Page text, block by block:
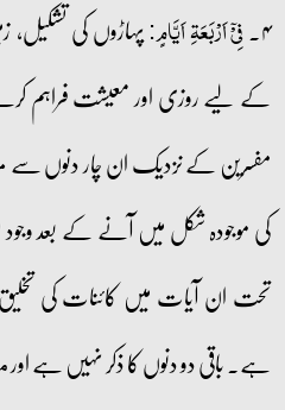
۴۔ فِیۡۤ اَرۡبَعَۃِ اَیَّامٍ:پہاڑوں کی
کے لیے روزی اور معیشت فراہم
مفسرین کے نزدیک ان چار دنوں سے
کی موجودہ شکل میں آنے کے بعد
تحت ان آیات میں کائنات کی
ہے۔ باقی دو دنوں کا ذکر نہیں ہے اور